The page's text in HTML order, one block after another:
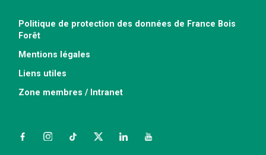
Politique de protection des données de France Bois
Forêt
Mentions légales
Liens utiles
Zone membres / Intranet
FacebookInstagramTikTokTwitterLinkedInYouTube